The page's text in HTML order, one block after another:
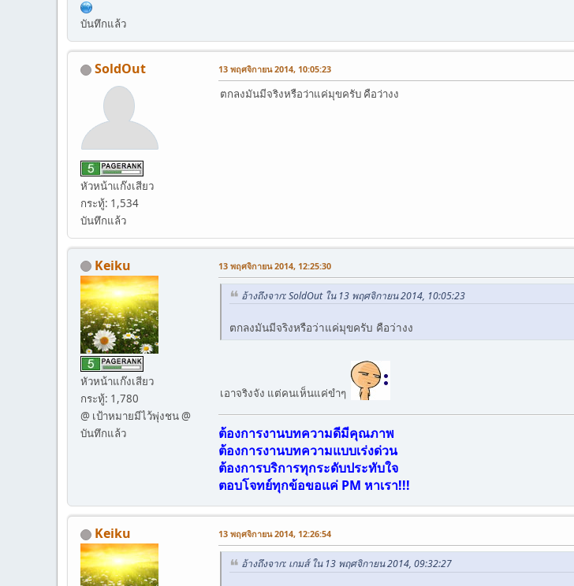
บันทึกแล้ว
SoldOut
หัวหน้าแก๊งเสียว
กระทู้: 1,534
บันทึกแล้ว
13 พฤศจิกายน 2014, 10:05:23
ตกลงมันมีจริงหรือว่าแค่มุขครับ คือว่างง
Keiku
หัวหน้าแก๊งเสียว
กระทู้: 1,780
@ เป้าหมายมีไว้พุ่งชน @
บันทึกแล้ว
13 พฤศจิกายน 2014, 12:25:30
อ้างถึงจาก: SoldOut ใน 13 พฤศจิกายน 2014, 10:05:23
ตกลงมันมีจริงหรือว่าแค่มุขครับ คือว่างง
เอาจริงจัง แต่คนเห็นแค่ขำๆ
ต้องการงานบทความดีมีคุณภาพ
ต้องการงานบทความแบบเร่งด่วน
ต้องการบริการทุกระดับประทับใจ
ตอบโจทย์ทุกข้อขอแค่ PM หาเรา!!!
Keiku 13 พฤศจิกายน 2014, 12:26:54
อ้างถึงจาก: เกมส์ ใน 13 พฤศจิกายน 2014, 09:32:27